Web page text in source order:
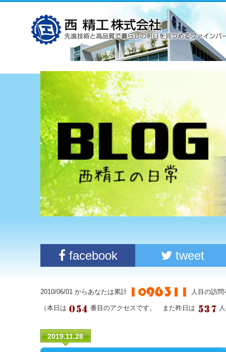
facebook tweet
2010/06/01 からあなたは累計 人目の訪
（本日は 番目のアクセスです。 また昨日は
2019.11.28